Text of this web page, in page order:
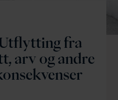
fra
arv og andre